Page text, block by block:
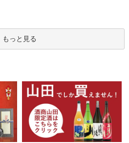
もっと見る